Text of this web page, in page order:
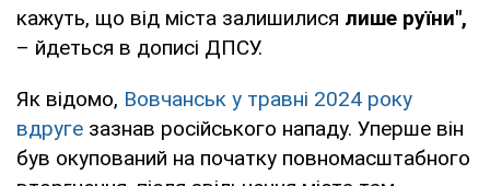
кажуть, що від міста залишилися лише руїни",
– йдеться в дописі ДПСУ.
Як відомо, Вовчанськ у травні 2024 року
вдруге зазнав російського нападу. Уперше він
був окупований на початку повномасштабного